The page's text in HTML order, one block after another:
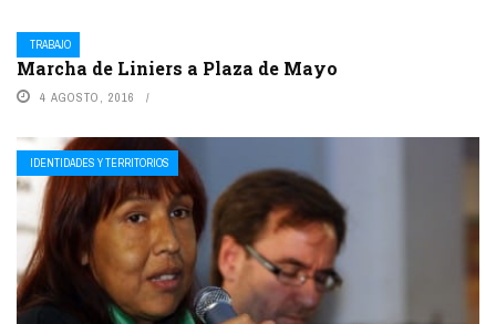
TRABAJO
Marcha de Liniers a Plaza de Mayo
4 AGOSTO, 2016
IDENTIDADES Y TERRITORIOS